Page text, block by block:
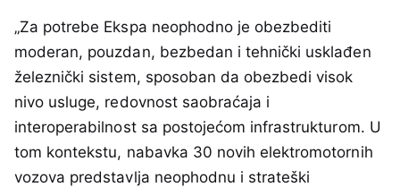
„Za potrebe Ekspa neophodno je obezbediti
moderan, pouzdan, bezbedan i tehnički usklađen
železnički sistem, sposoban da obezbedi visok
nivo usluge, redovnost saobraćaja i
interoperabilnost sa postojećom infrastrukturom. U
tom kontekstu, nabavka 30 novih elektromotornih
vozova predstavlja neophodnu i strateški